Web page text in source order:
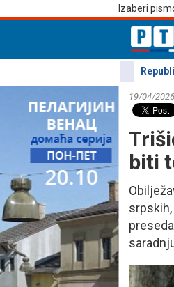
Izaberi
19/04/
biti